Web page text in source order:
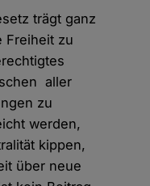
trägt ganz
Freiheit zu
aller
zu
werden,
kippen,
über neue